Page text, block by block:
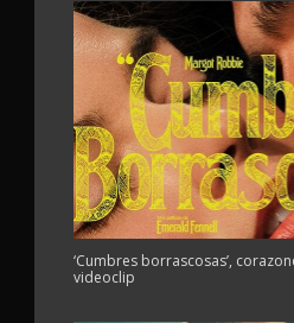
‘Cumbres borrascosas’,
videoclip